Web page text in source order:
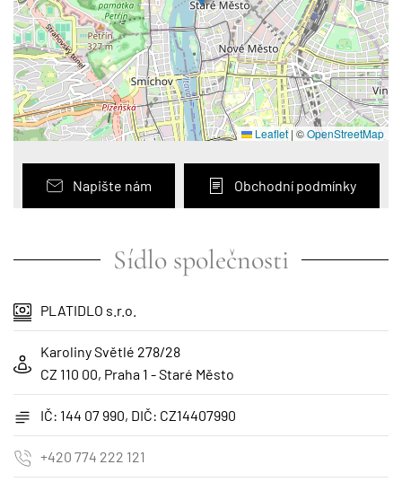
Leaflet |©OpenStreetMap
Napište nám Obchodní podmínky
Sídlo společnosti
PLATIDLO s.r.o.
Karoliny Světlé 278/28
CZ 110 00, Praha 1 - Staré Město
IČ: 144 07 990, DIČ: CZ14407990
+420 774 222 121